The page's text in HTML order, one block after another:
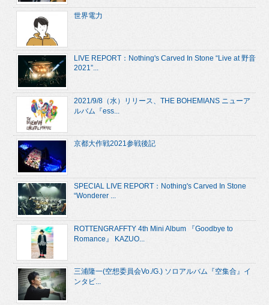
世界電力
LIVE REPORT：Nothing's Carved In Stone “Live at 野音
2021”...
2021/9/8（水）リリース、THE BOHEMIANS ニューア
ルバム『ess...
京都大作戦2021参戦後記
SPECIAL LIVE REPORT：Nothing's Carved In Stone
“Wonderer ...
ROTTENGRAFFTY 4th Mini Album 『Goodbye to
Romance』 KAZUO...
三浦隆一(空想委員会Vo./G.) ソロアルバム『空集合』イ
ンタビ...